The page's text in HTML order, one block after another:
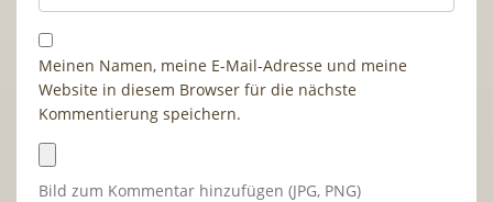
Meinen Namen, meine E-Mail-Adresse und meine
Website in diesem Browser für die nächste
Kommentierung speichern.
Bild zum Kommentar hinzufügen (JPG, PNG)